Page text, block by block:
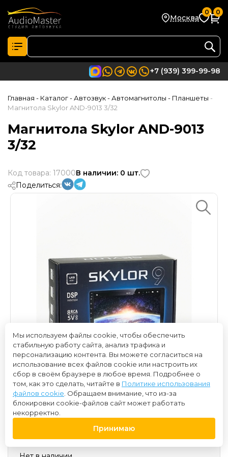
Москва
0 0
+7 (939) 399-99-98
Главная - Каталог- Автозвук- Автомагнитолы - Планшеты -
Магнитола Skylor AND-9013 3/32
Магнитола Skylor AND-9013
3/32
Код товара: 17000В наличии: 0 шт.
Поделиться:
21 000 ₽
Мы используем файлы cookie, чтобы обеспечить
стабильную работу сайта, анализ трафика и
персонализацию контента. Вы можете согласиться на
использование всех файлов cookie или настроить их
сбор в своём браузере в любое время. Подробнее о
том, как это сделать, читайте в Политике использования
файлов cookie . Обращаем внимание, что из-за
блокировки cookie-файлов сайт может работать
некорректно.
Принимаю